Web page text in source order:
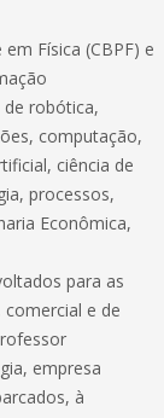
Física (CBPF) e
de robótica,
computação,
ciência de
processos,
Econômica,
para as
e de
empresa
à